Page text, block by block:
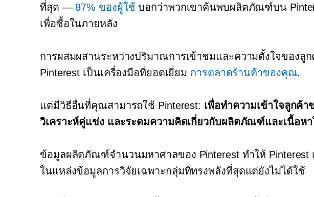
ที่สุด — 87% ของผู้ใช้ บอกว่าพวกเขาค้นพบผลิตภัณฑ์บน
เพื่อซื้อในภายหลัง
การผสมผสานระหว่างปริมาณการเข้าชมและความตั้งใจของลูก
Pinterest เป็นเครื่องมือที่ยอดเยี่ยม การตลาดร้านค้าของคุณ.
แต่มีวิธีอื่นที่คุณสามารถใช้ Pinterest: เพื่อทำความเข้าใจลูกค้
วิเคราะห์คู่แข่ง และระดมความคิดเกี่ยวกับผลิตภัณฑ์และเนื้อหา
ข้อมูลผลิตภัณฑ์จำนวนมหาศาลของ Pinterest ทำให้ Pinterest
ในแหล่งข้อมูลการวิจัยเฉพาะกลุ่มที่ทรงพลังที่สุดแต่ยังไม่ได้ใช้